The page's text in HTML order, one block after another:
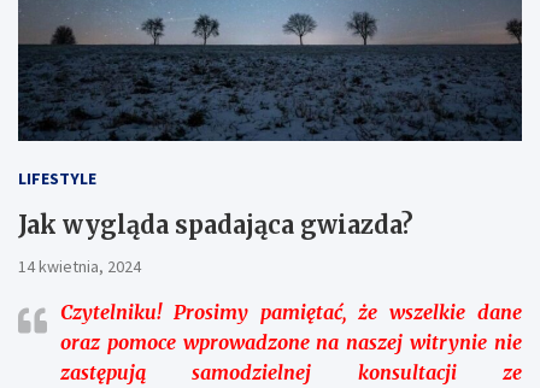
LIFESTYLE
Jak wygląda spadająca gwiazda?
14 kwietnia, 2024
Czytelniku!Prosimy pamiętać, że wszelkie dane
oraz pomoce wprowadzone na naszej witrynie nie
zastępują samodzielnej konsultacji ze